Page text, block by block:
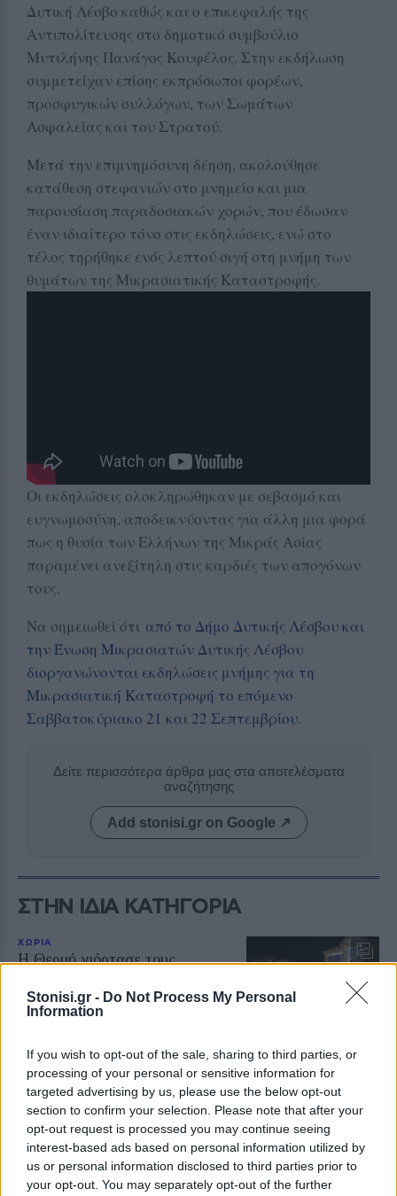
Stonisi.gr - Do Not Process My Personal
Information
If you wish to opt-out of the sale, sharing to third parties, or
processing of your personal or sensitive information for
targeted advertising by us, please use the below opt-out
section to confirm your selection. Please note that after your
opt-out request is processed you may continue seeing
interest-based ads based on personal information utilized by
us or personal information disclosed to third parties prior to
your opt-out. You may separately opt-out of the further
Δυτική Λέσβο καθώς και ο επικεφαλής της
Αντιπολίτευσης στο δημοτικό συμβούλιο
Μυτιλήνης Πανάγος Κουφέλος. Στην εκδήλωση
συμμετείχαν επίσης εκπρόσωποι φορέων,
προσφυγικών συλλόγων, των Σωμάτων
Ασφαλείας και του Στρατού.
Μετά την επιμνημόσυνη δέηση, ακολούθησε
κατάθεση στεφανιών στο μνημείο και μια
παρουσίαση παραδοσιακών χορών, που έδωσαν
έναν ιδιαίτερο τόνο στις εκδηλώσεις, ενώ στο
τέλος τηρήθηκε ενός λεπτού σιγή στη μνήμη των
θυμάτων της Μικρασιατικής Καταστροφής.
Οι εκδηλώσεις ολοκληρώθηκαν με σεβασμό και
ευγνωμοσύνη, αποδεικνύοντας για άλλη μια φορά
πως η θυσία των Ελλήνων της Μικράς Ασίας
παραμένει ανεξίτηλη στις καρδιές των απογόνων
τους.
Να σημειωθεί ότι από το Δήμο Δυτικής Λέσβου και
την Ένωση Μικρασιατών Δυτικής Λέσβου
διοργανώνονται εκδηλώσεις μνήμης για τη
Μικρασιατική Καταστροφή το επόμενο
Σαββατοκύριακο 21 και 22 Σεπτεμβρίου.
Δείτε περισσότερα άρθρα μας στα αποτελέσματα
αναζήτησης
Add stonisi.gr on Google ↗
ΣΤΗΝ ΙΔΙΑ ΚΑΤΗΓΟΡΙΑ
ΧΩΡΙΑ
Η Θερμή γιόρτασε τους
Λέσβου
Λάδι και τυρί βρέθηκαν στο
Σχολείο της Θερμής, στο πλαίσιο
του Taste Lesvos και του Λεσβιακού
Καλοκαιριού
Στη Θεσσαλονίκη τα
αποκαλυπτήρια του οικονομικού
προγράμματος της ΕΛ.Α.Σ.
Ο Αλέξης Τσίπρας παρουσιάζει